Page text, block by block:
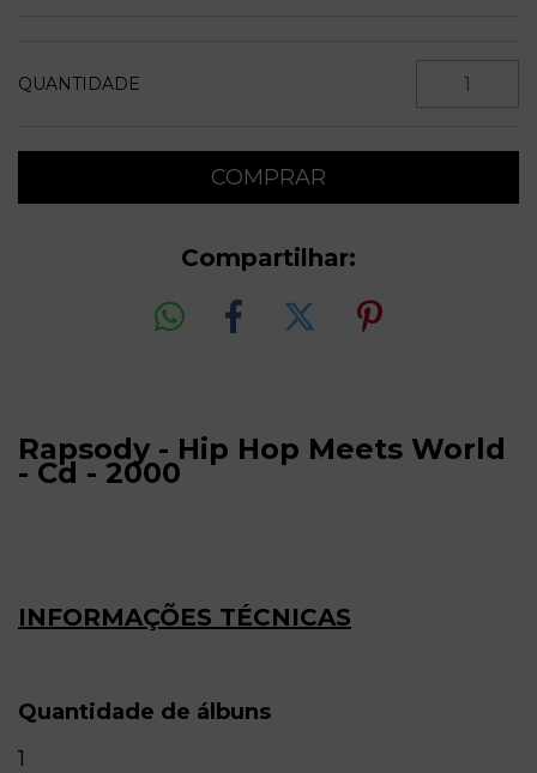
QUANTIDADE
Compartilhar:
Rapsody - Hip Hop Meets World
- Cd - 2000
INFORMAÇÕES TÉCNICAS
Quantidade de álbuns
1